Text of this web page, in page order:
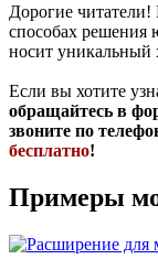
Дорогие
способах решения
носит уникальный
Если вы хотите
обращайтесь в
звоните по
бесплатно!
Примеры